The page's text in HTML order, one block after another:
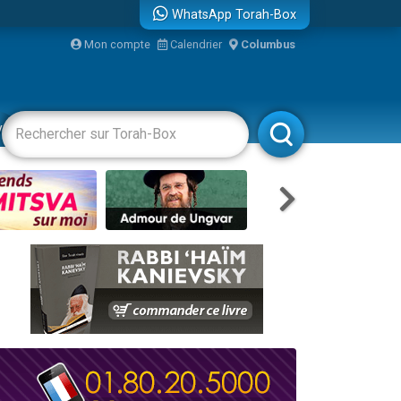
WhatsApp Torah-Box
Mon compte Calendrier Columbus
Livres Rabbanim